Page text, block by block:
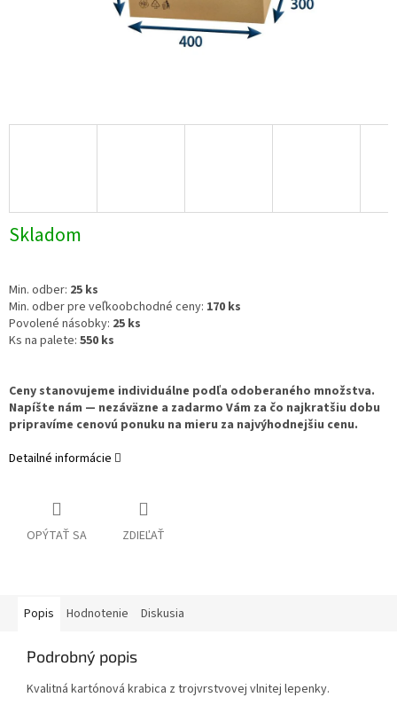
Skladom
Min. odber: 25 ks
Min. odber pre veľkoobchodné ceny: 170 ks
Povolené násobky: 25 ks
Ks na palete: 550 ks
Ceny stanovujeme individuálne podľa odoberaného množstva.
Napíšte nám — nezáväzne a zadarmo Vám za čo najkratšiu dobu
pripravíme cenovú ponuku na mieru za najvýhodnejšiu cenu.
Detailné informácie
OPÝTAŤ SA ZDIEĽAŤ
Popis Hodnotenie Diskusia
Podrobný popis
Kvalitná kartónová krabica z trojvrstvovej vlnitej lepenky.